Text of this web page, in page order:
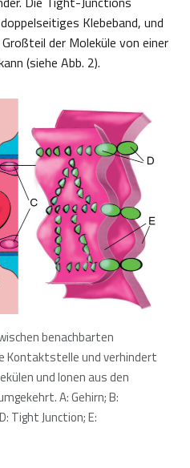
Klebeband, und
der Moleküle von einer
(siehe Abb. 2).
benachbarten
Kontaktstelle und verhindert
und Ionen aus den
A: Gehirn; B:
Tight Junction; E: